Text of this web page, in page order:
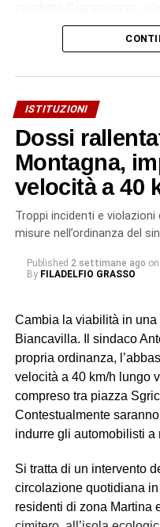
di Biancavilla».
stimata in oltre 30 litri al
con collare di riparazione
in una nota dell’azienda
tecnici hanno quindi
realmente risolutiva è la
danneggiato: un
necessario per garantire
dell’infrastruttura,
breve termine». Il tempo
ISTITUZIONI
Dossi
Montagna,
velocità a 40
Troppi incidenti e violazioni
misure nell’ordinanza del
Published 2 settimane ago on
By FILADELFIO GRASSO
Cambia la viabilità in
Biancavilla. Il sindaco
propria ordinanza,
velocità a 40 km/h lungo
compreso tra piazza
Contestualmente
indurre gli automobilisti a
Si tratta di un intervento
circolazione quotidiana in
residenti di zona Martina